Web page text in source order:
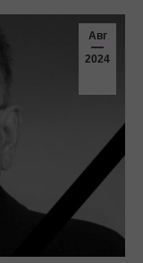
Авг
2024